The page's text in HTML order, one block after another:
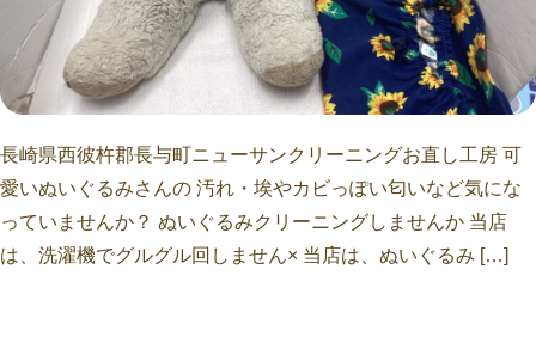
長崎県西彼杵郡長与町ニューサンクリーニングお直し工房 可
愛いぬいぐるみさんの 汚れ・埃やカビっぽい匂いなど気にな
っていませんか？ ぬいぐるみクリーニングしませんか 当店
は、洗濯機でグルグル回しません× 当店は、ぬいぐるみ […]